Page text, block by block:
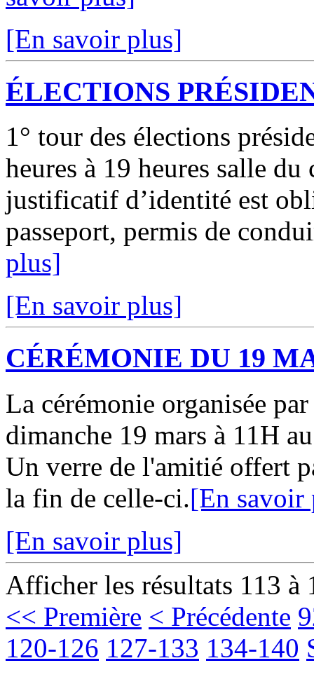
[En savoir plus]
ÉLECTIONS
1° tour des élections
heures à 19 heures salle
justificatif d’identité est
passeport, permis de
plus]
[En savoir plus]
CÉRÉMONIE DU 19
La cérémonie organisée
dimanche 19 mars à 11H
Un verre de l'amitié offert
la fin de celle-ci.[En savoir
[En savoir plus]
Afficher les résultats 113 à
<< Première < Précédente
120-126 127-133 134-140